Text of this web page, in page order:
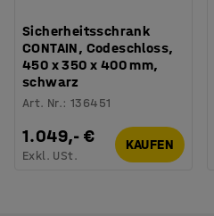
Sicherheitsschrank
CONTAIN, Codeschloss,
450 x 350 x 400 mm,
schwarz
Art. Nr.:136451
1.049,- €
Exkl. USt.
KAUFEN